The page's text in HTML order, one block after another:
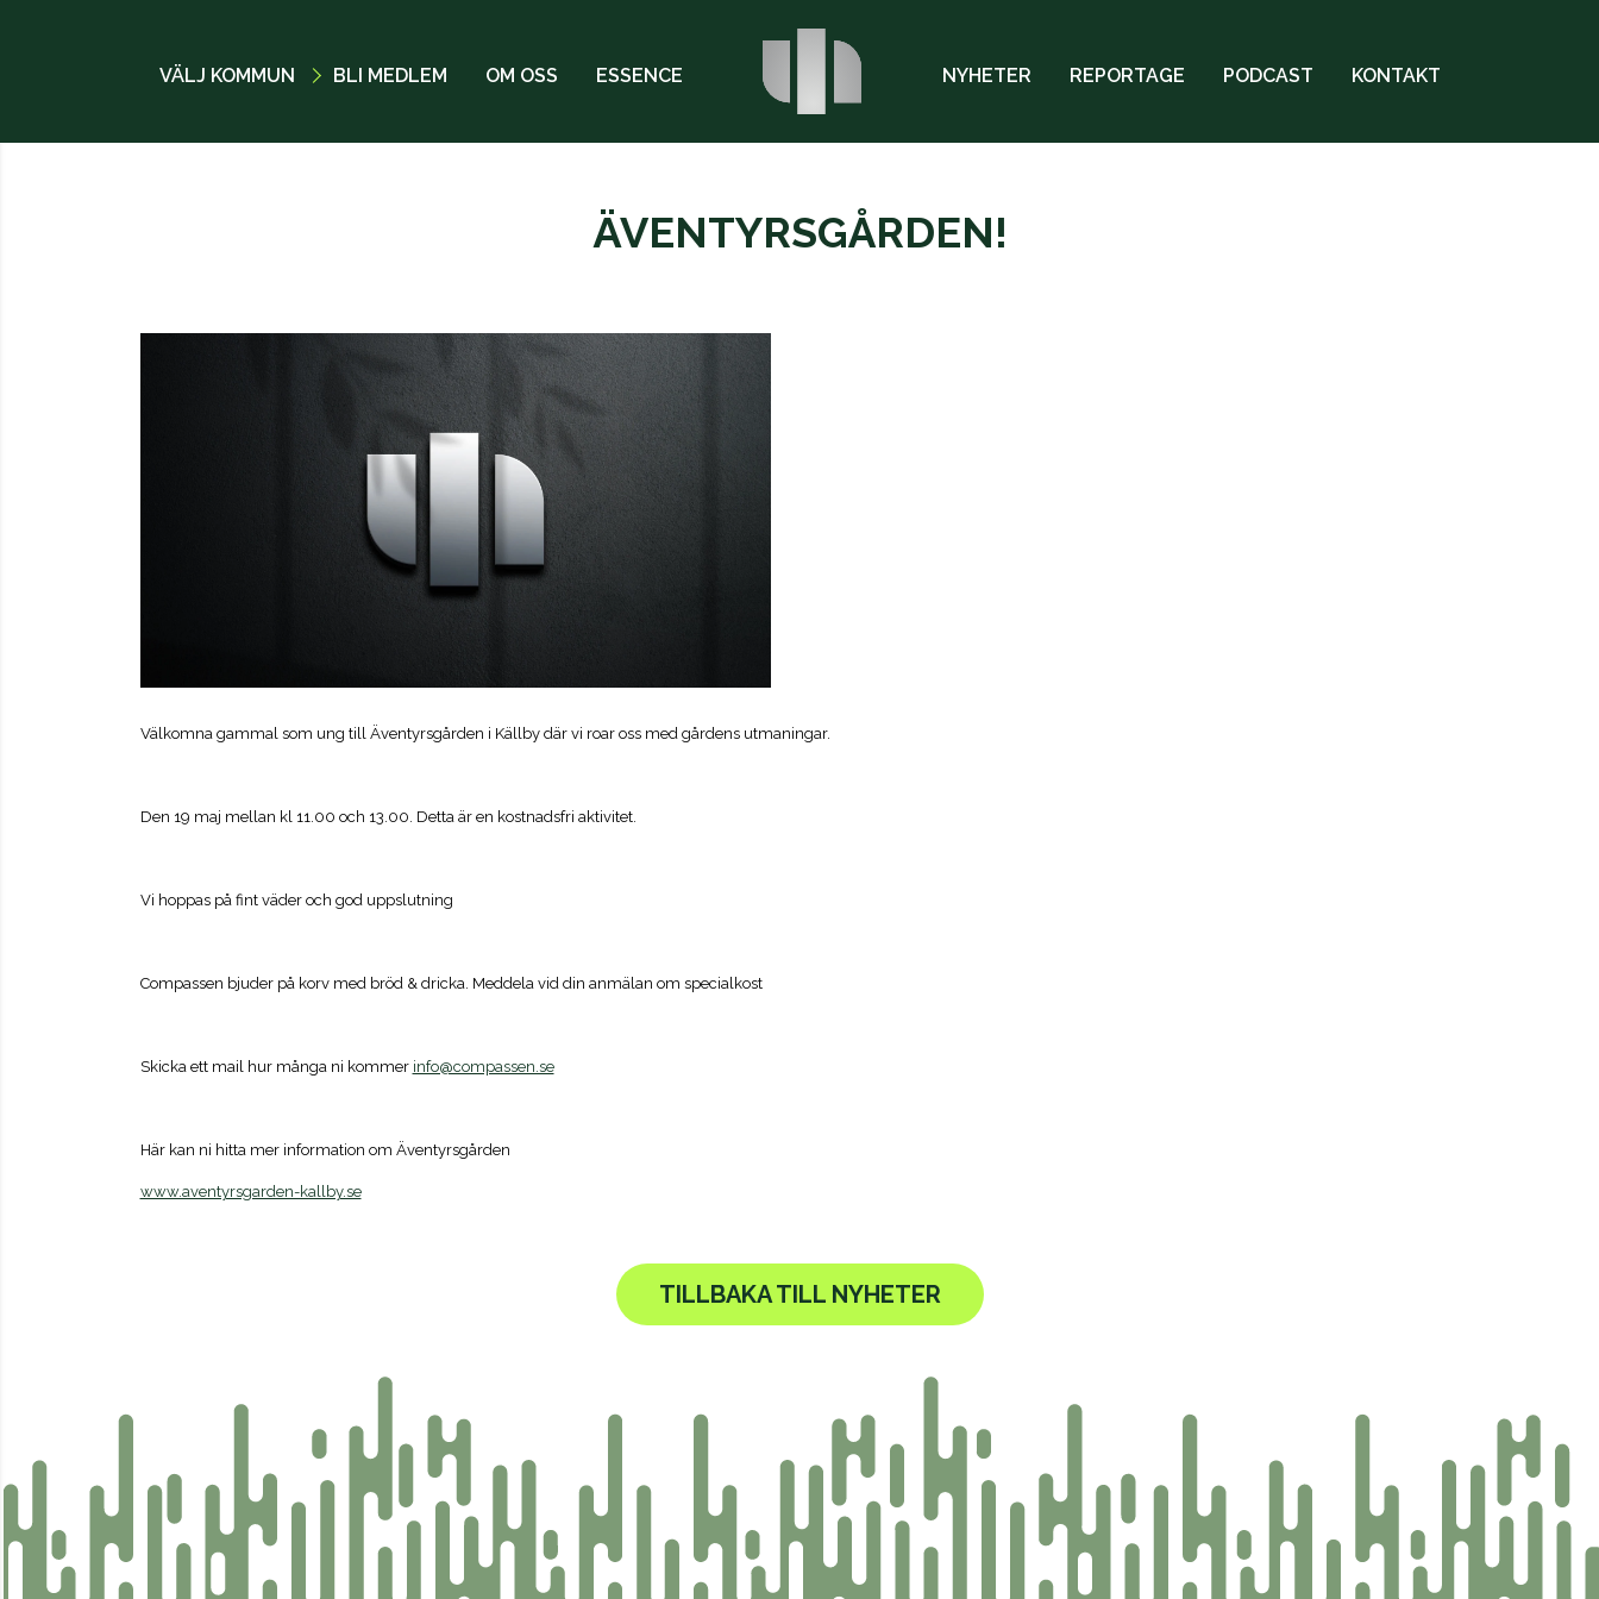
VÄLJ KOMMUN BLI MEDLEM OM OSS ESSENCE NYHETER REPORTAGE PODCAST KONTAKT
ÄVENTYRSGÅRDEN!
Välkomna gammal som ung till Äventyrsgården i Källby där vi roar oss med gårdens utmaningar.
Den 19 maj mellan kl 11.00 och 13.00. Detta är en kostnadsfri aktivitet.
Vi hoppas på fint väder och god uppslutning
Compassen bjuder på korv med bröd & dricka. Meddela vid din anmälan om specialkost
Skicka ett mail hur många ni kommer info@compassen.se
Här kan ni hitta mer information om Äventyrsgården
www.aventyrsgarden-kallby.se
TILLBAKA TILL NYHETER